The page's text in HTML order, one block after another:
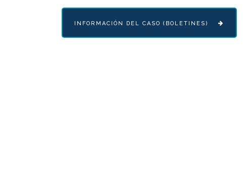
INFORMACIÓN DEL CASO (BOLETINES)